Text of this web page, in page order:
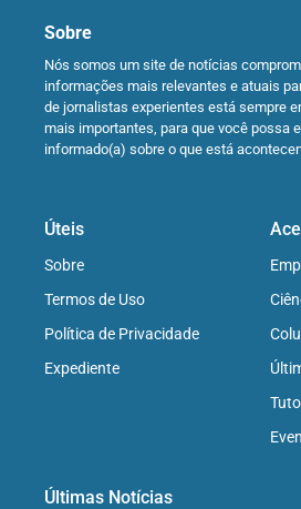
Sobre
Nós somos um site de notícias
informações mais relevantes e atuais
de jornalistas experientes está sempre
mais importantes, para que você possa
informado(a) sobre o que está
Úteis
Sobre
Termos de Uso
Política de Privacidade
Expediente
Últimas Notícias